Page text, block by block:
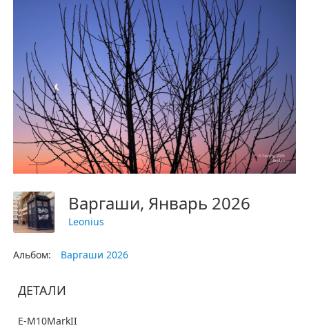
Варгаши, Январь 2026
Leonius
Альбом: Варгаши 2026
ДЕТАЛИ
E-M10MarkII